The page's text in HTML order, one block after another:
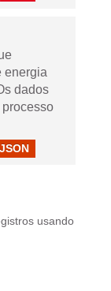
energia
dados
JSON
usando